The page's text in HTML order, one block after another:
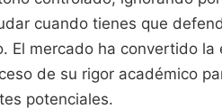
cuando tienes que
El mercado ha convertido
de su rigor académico
potenciales.